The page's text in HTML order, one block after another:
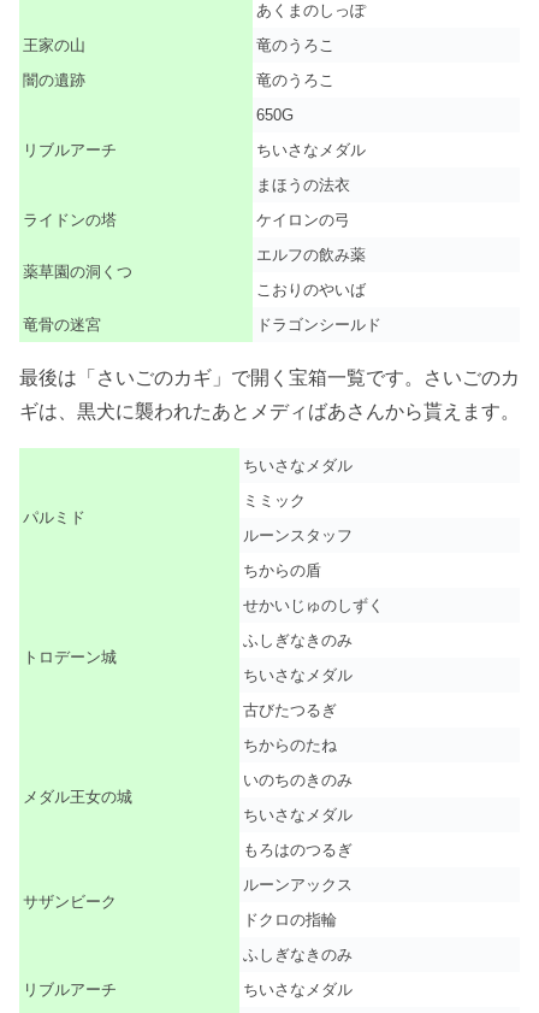
あくまのしっぽ
王家の山
竜のうろこ
闇の遺跡
竜のうろこ
リブルアーチ
650G
ちいさなメダル
まほうの法衣
ライドンの塔
ケイロンの弓
薬草園の洞くつ
エルフの飲み薬
こおりのやいば
竜骨の迷宮
ドラゴンシールド
最後は「さいごのカギ」で開く宝箱一覧です。さいごのカ
ギは、黒犬に襲われたあとメディばあさんから貰えます。
パルミド
ちいさなメダル
ミミック
ルーンスタッフ
ちからの盾
トロデーン城
せかいじゅのしずく
ふしぎなきのみ
ちいさなメダル
古びたつるぎ
メダル王女の城
ちからのたね
いのちのきのみ
ちいさなメダル
もろはのつるぎ
サザンビーク
ルーンアックス
ドクロの指輪
リブルアーチ
ふしぎなきのみ
ちいさなメダル